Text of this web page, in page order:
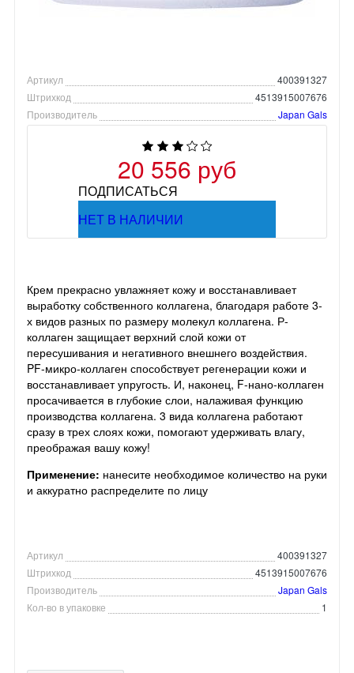
Артикул
400391327
Штрихкод
4513915007676
Производитель
Japan Gals
20 556 руб
ПОДПИСАТЬСЯ
НЕТ В НАЛИЧИИ
Крем прекрасно увлажняет кожу и восстанавливает
выработку собственного коллагена, благодаря работе 3-
х видов разных по размеру молекул коллагена. Р-
коллаген защищает верхний слой кожи от
пересушивания и негативного внешнего воздействия.
PF-микро-коллаген способствует регенерации кожи и
восстанавливает упругость. И, наконец, F-нано-коллаген
просачивается в глубокие слои, налаживая функцию
производства коллагена. 3 вида коллагена работают
сразу в трех слоях кожи, помогают удерживать влагу,
преображая вашу кожу!
Применение: нанесите необходимое количество на руки
и аккуратно распределите по лицу
Артикул
400391327
Штрихкод
4513915007676
Производитель
Japan Gals
Кол-во в упаковке
1